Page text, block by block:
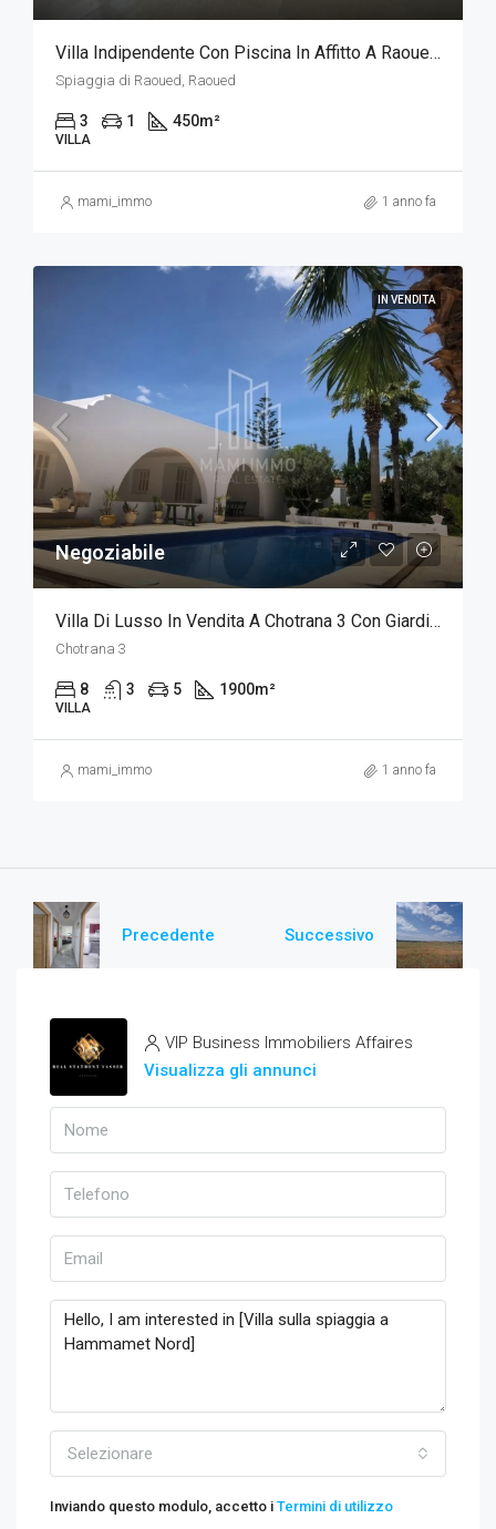
Villa Indipendente Con Piscina In Affitto A Raoued Beach - Progetto Baia Di Tunisi
Spiaggia di Raoued, Raoued
3 1 450m²
VILLA
mami_immo 1 anno fa
IN VENDITA
Negoziabile
Villa Di Lusso In Vendita A Chotrana 3 Con Giardino E Piscina
Chotrana 3
8 3 5 1900m²
VILLA
mami_immo 1 anno fa
Precedente Successivo
VIP Business Immobiliers Affaires
Visualizza gli annunci
Selezionare
Inviando questo modulo, accetto i Termini di utilizzo